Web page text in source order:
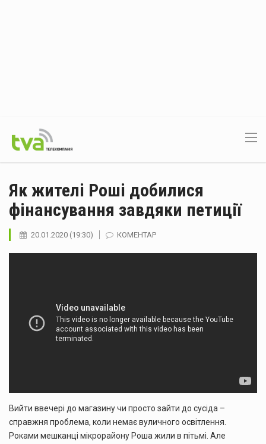
Як жителі Роші добилися
фінансування завдяки петиції
20.01.2020 (19:30) КОМЕНТАР
Вийти ввечері до магазину чи просто зайти до сусіда –
справжня проблема, коли немає вуличного освітлення.
Роками мешканці мікрорайону Роша жили в пітьмі. Але